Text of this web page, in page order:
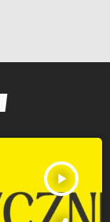
play_arrow